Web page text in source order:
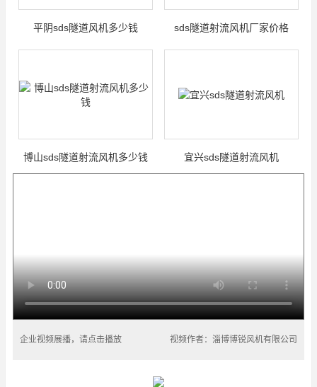
平阴sds隧道风机多少钱 sds隧道射流风机厂家价格
博山sds隧道射流风机多少钱 宜兴sds隧道射流风机
企业视频展播，请点击播放 视频作者：淄博博锐风机有限公司